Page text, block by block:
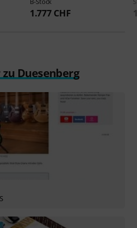
1.777 CHF
Duesenberg